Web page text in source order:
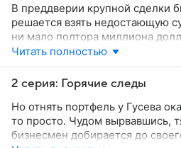
В преддверии крупной сделки
решается взять недостающую
ни мало полтора миллиона
приятеля Марата. Тот своему
но предупреждает, что в
шутить не станет. Получив
прямиком отправляется на
водитель его служебного
в темный проулок и, угрожая
отдать ему кейс с деньгами.
Читать полностью
2 серия: Горячие следы
Но отнять портфель у Гусева
то просто. Чудом вырвавшись,
бизнесмен добирается до